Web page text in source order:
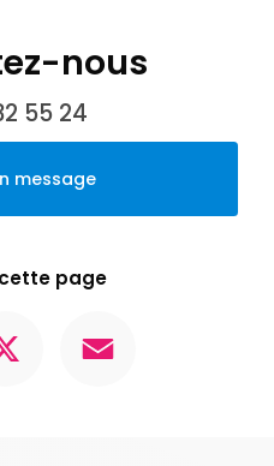
nous
55 24
message
page